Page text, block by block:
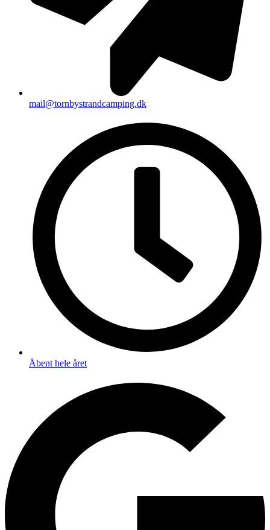
mail@tornbystrandcamping.dk
Åbent hele året